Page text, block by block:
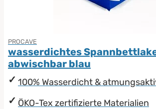
PROCAVE
wasserdichtes
abwischbar blau
100% Wasserdicht &
ÖKO-Tex zertifizierte Materialien